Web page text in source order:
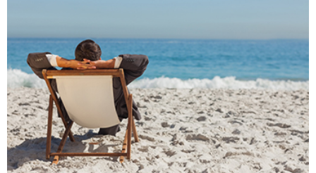
ENVIE E RECEBA ORDENS E PAGAMENTO
INTERNACIONAIS Envio de ordens e recebimentos diversos
do exterior de forma transparente seja por pessoas físicas
ou pessoas jurídicas é um dos serviços que oferecemos a
nossos clientes. Somos uma empresa especializada em
pagamentos internacionais e no recebimento de ordens do
exterior destinadas a correntistas de todos os bancos
Brasileiros….